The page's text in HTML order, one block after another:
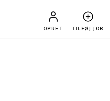
OPRET TILFØJ JOB